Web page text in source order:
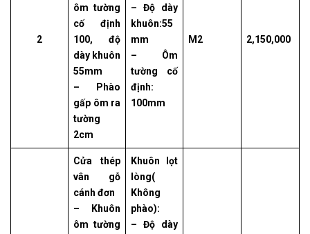
2
ôm tường
cố định
100, độ
dày khuôn
55mm
– Phào
gấp ôm ra
tường
2cm
– Độ dày
khuôn:55
mm
– Ôm
tường cố
định:
100mm
M2 2,150,000
Cửa thép
vân gỗ
cánh đơn
– Khuôn
ôm tường
Khuôn lọt
lòng(
Không
phào):
– Độ dày